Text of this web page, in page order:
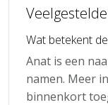
Wat betekent
Anat is een
namen. Meer
binnenkort